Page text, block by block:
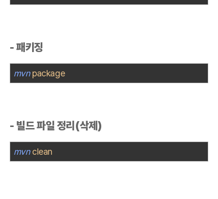
- 패키징
mvn package
- 빌드 파일 정리(삭제)
mvn clean